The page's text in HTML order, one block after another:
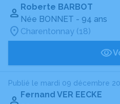
Roberte BARBOT
Née BONNET - 94 ans
Charentonnay (18)
Publié le mardi 09 décembre
Fernand VER EECKE